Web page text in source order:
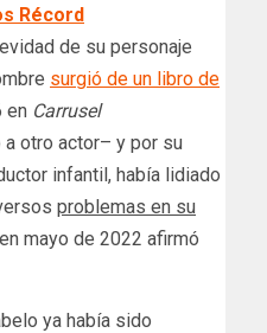
Récord
de su personaje
surgió de un libro de
en Carrusel
otro actor– y por su
infantil, había lidiado
problemas en su
mayo de 2022 afirmó
ya había sido